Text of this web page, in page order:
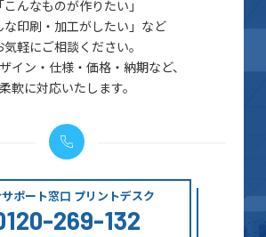
「こんなものが作りたい」
な印刷・加工がしたい」など
気軽にご相談ください。
イン・仕様・価格・納期など、
柔軟に対応いたします。
ポート窓口 プリントデスク
269-132